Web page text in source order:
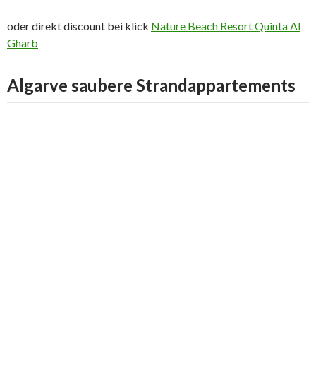
oder direkt discount bei klick Nature Beach Resort Quinta Al
Gharb
Algarve saubere Strandappartements